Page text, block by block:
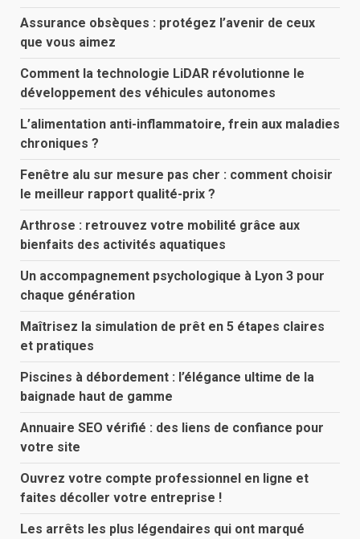
Assurance obsèques : protégez l’avenir de ceux
que vous aimez
Comment la technologie LiDAR révolutionne le
développement des véhicules autonomes
L’alimentation anti-inflammatoire, frein aux maladies
chroniques ?
Fenêtre alu sur mesure pas cher : comment choisir
le meilleur rapport qualité-prix ?
Arthrose : retrouvez votre mobilité grâce aux
bienfaits des activités aquatiques
Un accompagnement psychologique à Lyon 3 pour
chaque génération
Maîtrisez la simulation de prêt en 5 étapes claires
et pratiques
Piscines à débordement : l’élégance ultime de la
baignade haut de gamme
Annuaire SEO vérifié : des liens de confiance pour
votre site
Ouvrez votre compte professionnel en ligne et
faites décoller votre entreprise !
Les arrêts les plus légendaires qui ont marqué